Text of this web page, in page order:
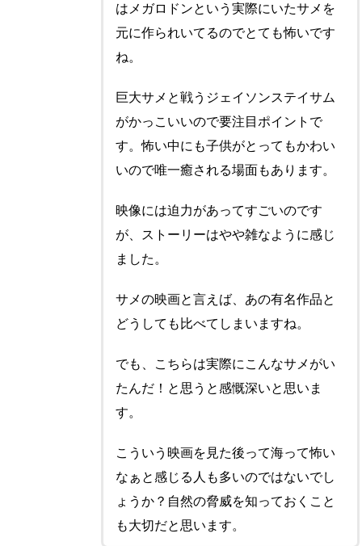
はメガロドンという実際にいたサメを
元に作られいてるのでとても怖いです
ね。
巨大サメと戦うジェイソンステイサム
がかっこいいので要注目ポイントで
す。怖い中にも子供がとってもかわい
いので唯一癒される場面もあります。
映像には迫力があってすごいのです
が、ストーリーはやや雑なように感じ
ました。
サメの映画と言えば、あの有名作品と
どうしても比べてしまいますね。
でも、こちらは実際にこんなサメがい
たんだ！と思うと感慨深いと思いま
す。
こういう映画を見た後って海って怖い
なぁと感じる人も多いのではないでし
ょうか？自然の脅威を知っておくこと
も大切だと思います。